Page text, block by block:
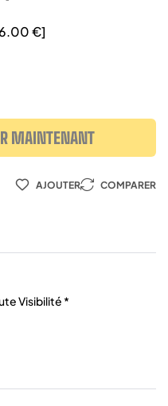
€]
MAINTENANT
AJOUTER COMPARER
Visibilité *